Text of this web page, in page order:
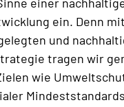
ein. Denn
und
tragen wir
wie